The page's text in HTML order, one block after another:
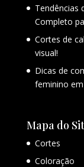
Tendências
Completo
Cortes de
visual!
Dicas de
feminino
Mapa do
Cortes
Coloração